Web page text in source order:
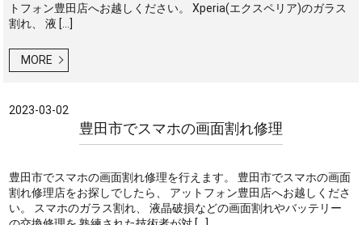
トフォン豊田店へお越しください。 Xperia(エクスペリア)のガラス
割れ、 液 […]
MORE
2023-03-02
豊田市でスマホの画面割れ修理
豊田市でスマホの画面割れ修理を行えます。 豊田市でスマホの画面
割れ修理店をお探しでしたら、 アットフォン豊田店へお越しくださ
い。 スマホのガラス割れ、 液晶破損などの画面割れやバッテリー